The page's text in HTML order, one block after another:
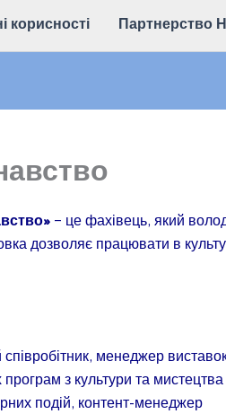
корисності Партнерство
– це фахівець, який
дозволяє працювати в
менеджер
програм з культури та мистецтва
подій, контент-менеджер